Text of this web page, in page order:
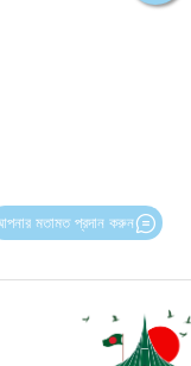
মতামত প্রদান করুন